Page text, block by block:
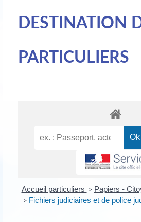
DESTINATION
PARTICULIERS
Accueil particuliers > Papiers -
> Fichiers judiciaires et de police